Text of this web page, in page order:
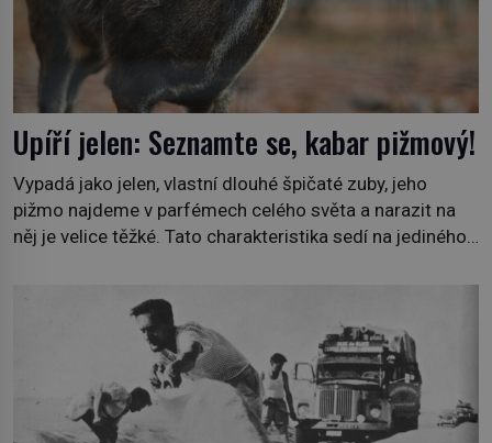
Upíří jelen: Seznamte se, kabar pižmový!
Vypadá jako jelen, vlastní dlouhé špičaté zuby, jeho
pižmo najdeme v parfémech celého světa a narazit na
něj je velice těžké. Tato charakteristika sedí na jediného
1778), jenže v Asii o něm ví už celá staletí. Zvíře
připomíná jelena, v kohoutku dosahuje […]